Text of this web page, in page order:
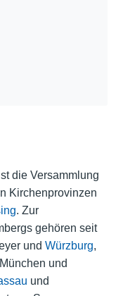
die Versammlung
Kirchenprovinzen
. Zur
gehören seit
und Würzburg,
und
und